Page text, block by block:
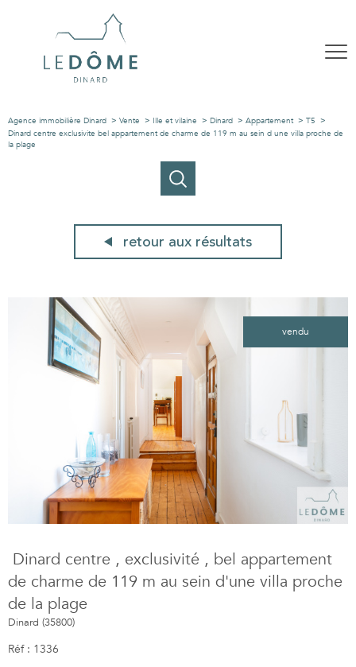
Agence immobilière Dinard Vente Ille et vilaine Dinard Appartement
T5
Dinard centre exclusivite bel appartement de charme de 119 m au sein d une villa proche de
la plage
retour aux résultats
vendu
Dinard centre , exclusivité , bel appartement
de charme de 119 m au sein d'une villa proche
de la plage
Dinard (35800)
Réf : 1336